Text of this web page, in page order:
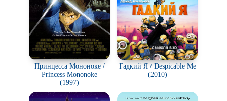
Принцесса Мононоке /
Princess Mononoke
(1997)
Гадкий Я / Despicable Me
(2010)